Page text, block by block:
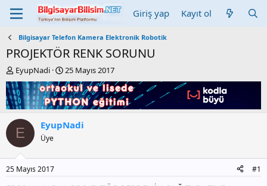
Giriş yap Kayıt ol
Bilgisayar Telefon Kamera Elektronik Robotik
PROJEKTÖR RENK SORUNU
K
o
n
b
u
y
u
b
a
ş
l
EyupNadi
B
a
ş
l
a
n
a
25 Mayıs 2017
E EyupNadi
Üye
25 Mayıs 2017 #1